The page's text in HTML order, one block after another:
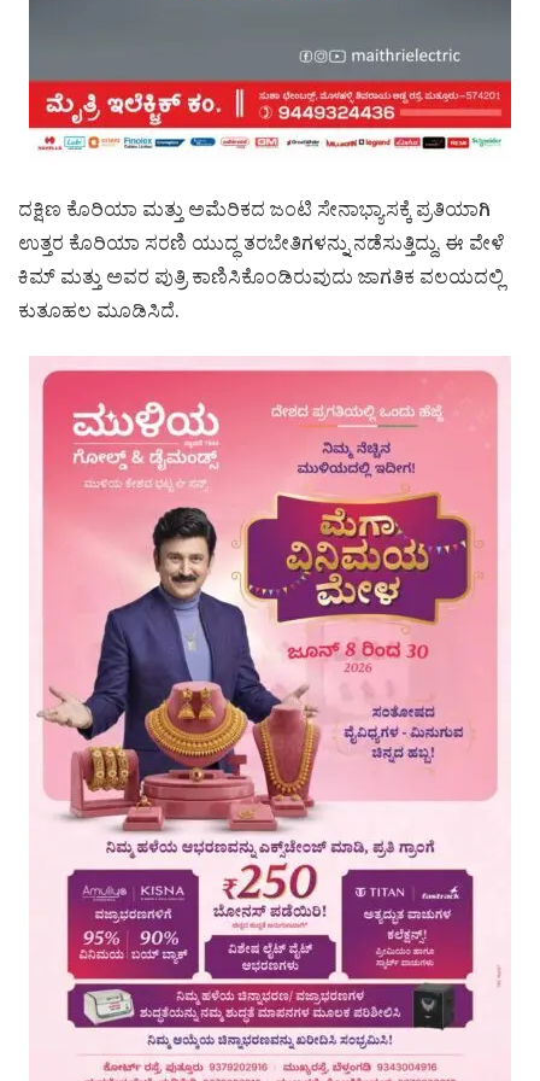
ದಕ್ಷಿಣ ಕೊರಿಯಾ ಮತ್ತು ಅಮೆರಿಕದ ಜಂಟಿ ಸೇನಾಭ್ಯಾಸಕ್ಕೆ ಪ್ರತಿಯಾಗಿ
ಉತ್ತರ ಕೊರಿಯಾ ಸರಣಿ ಯುದ್ಧ ತರಬೇತಿಗಳನ್ನು ನಡೆಸುತ್ತಿದ್ದು, ಈ ವೇಳೆ
ಕಿಮ್ ಮತ್ತು ಅವರ ಪುತ್ರಿ ಕಾಣಿಸಿಕೊಂಡಿರುವುದು ಜಾಗತಿಕ ವಲಯದಲ್ಲಿ
ಕುತೂಹಲ ಮೂಡಿಸಿದೆ.